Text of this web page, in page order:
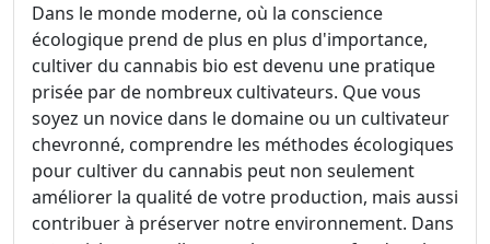
Dans le monde moderne, où la conscience
écologique prend de plus en plus d'importance,
cultiver du cannabis bio est devenu une pratique
prisée par de nombreux cultivateurs. Que vous
soyez un novice dans le domaine ou un cultivateur
chevronné, comprendre les méthodes écologiques
pour cultiver du cannabis peut non seulement
améliorer la qualité de votre production, mais aussi
contribuer à préserver notre environnement. Dans